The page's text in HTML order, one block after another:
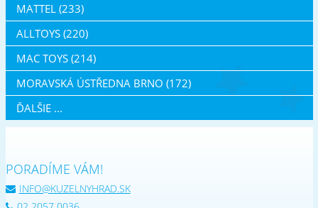
MATTEL (233)
ALLTOYS (220)
MAC TOYS (214)
MORAVSKÁ ÚSTŘEDNA BRNO (172)
ĎALŠIE ...
PORADÍME VÁM!
INFO@KUZELNYHRAD.SK